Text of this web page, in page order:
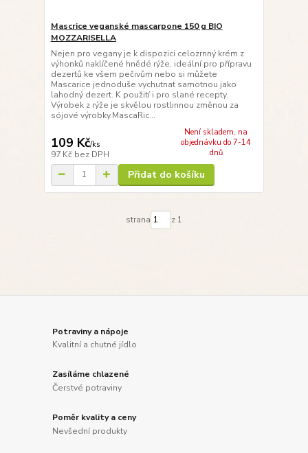
Mascrice veganské mascarpone 150 g BIO
MOZZARISELLA
Nejen pro vegany je k dispozici celozrnný krém z
výhonků naklíčené hnědé rýže, ideální pro přípravu
dezertů ke všem pečivům nebo si můžete
Mascarice jednoduše vychutnat samotnou jako
lahodný dezert. K použití i pro slané recepty.
Výrobek z rýže je skvělou rostlinnou změnou za
sójové výrobky.MascaRic...
109 Kč/ks
97 Kč bez DPH
Není skladem, na
objednávku do 7-14
dnů
Přidat do košíku
strana z 1
Potraviny a nápoje
Kvalitní a chutné jídlo
Zasíláme chlazené
Čerstvé potraviny
Poměr kvality a ceny
Nevšední produkty